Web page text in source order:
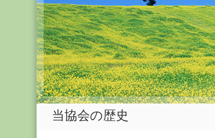
人
千
葉
県
医
療
ソ
ー
シ
ャ
当協会の歴史